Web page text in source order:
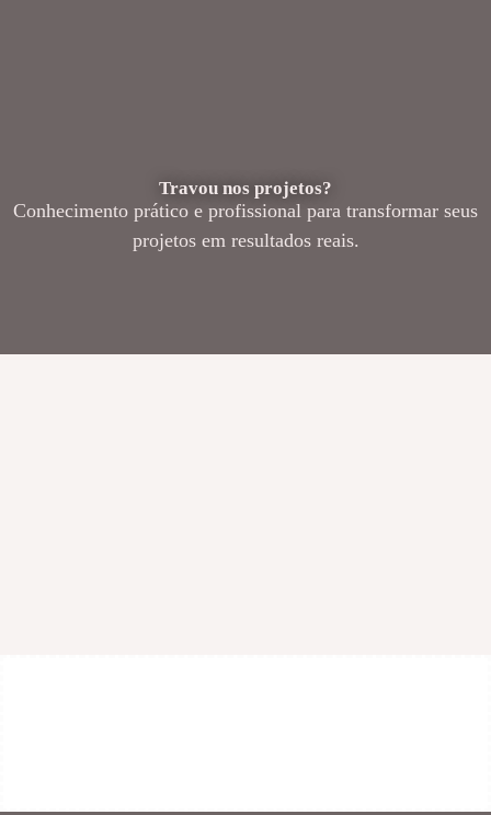
Travou nos projetos?
Conhecimento prático e profissional para transformar seus
projetos em resultados reais.